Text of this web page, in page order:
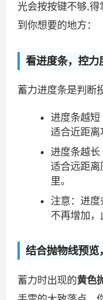
光会按按键不够,
到你想要的地方：
看进度条，控力
蓄力进度条是判断
进度条越短
适合近距离
进度条越长
适合远距
里。
注意：进
不再增加，
结合抛物线预览
蓄力时出现的黄色